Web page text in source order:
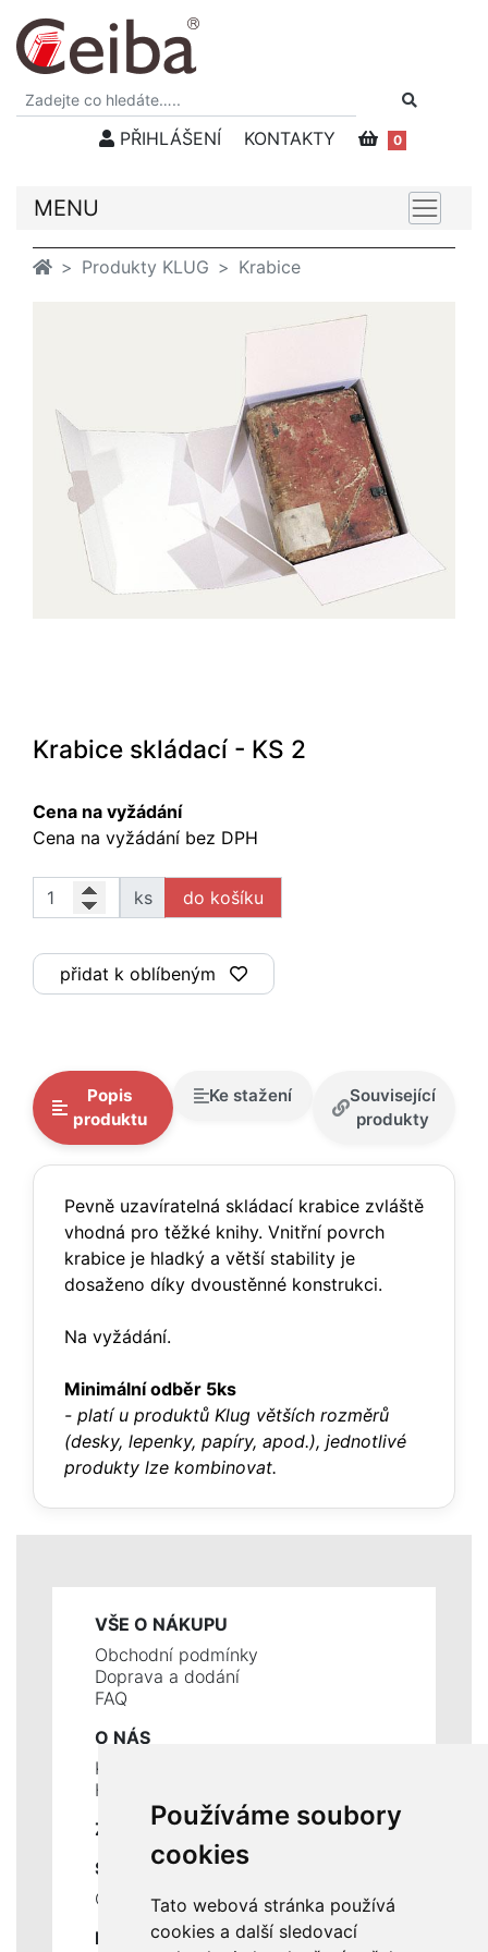
Používáme soubory
cookies
Tato webová stránka používá
cookies a další sledovací
PŘIHLÁŠENÍ KONTAKTY 0
MENU
Produkty KLUG Krabice
Krabice skládací - KS 2
Cena na vyžádání
Cena na vyžádání bez DPH
ks
přidat k oblíbeným
Popis
produktu
Ke stažení
Související
produkty
Pevně uzavíratelná skládací krabice zvláště
vhodná pro těžké knihy. Vnitřní povrch
krabice je hladký a větší stability je
dosaženo díky dvoustěnné konstrukci.
Na vyžádání.
Minimální odběr 5ks
- platí u produktů Klug větších rozměrů
(desky, lepenky, papíry, apod.), jednotlivé
produkty lze kombinovat.
VŠE O NÁKUPU
Obchodní podmínky
Doprava a dodání
FAQ
O NÁS
Kontakty
Historie a současnost
ZÁKLADNÍ ÚDAJE
SLUŽBY
Ceník servisních prací
DŮLEŽITÉ INFORMACE